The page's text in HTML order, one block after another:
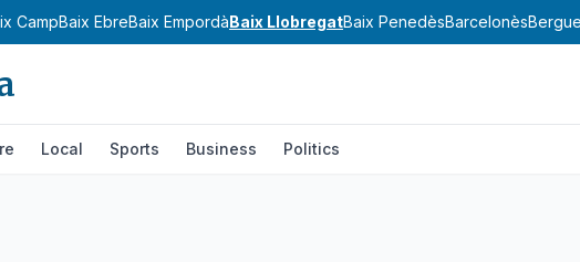
CampBaix EbreBaix EmpordàBaix LlobregatBaix PenedèsBarcelonès
Local Sports Business Politics